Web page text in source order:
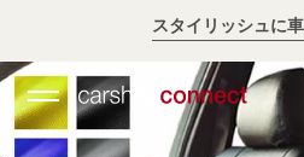
スタイリッシュに車